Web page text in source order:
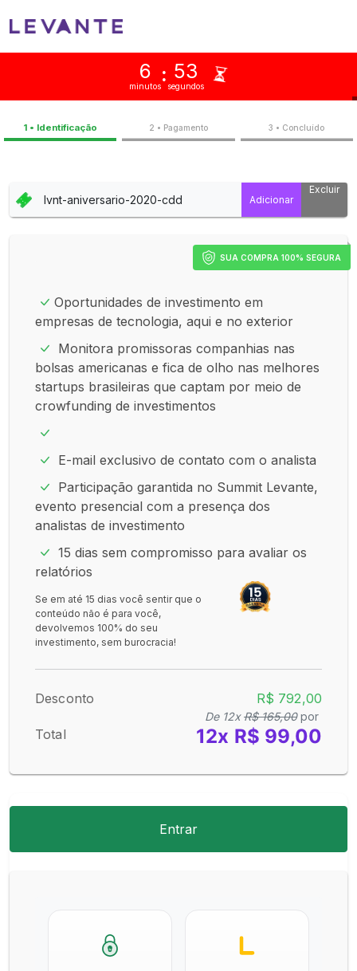
6
minutos
: 53
segundos
1 • Identificação 2 • Pagamento 3 •
Excluir
SUA COMPRA 100% SEGURA
Oportunidades de investimento em
empresas de tecnologia, aqui e no exterior
Monitora promissoras companhias nas
bolsas americanas e fica de olho nas melhores
startups brasileiras que captam por meio de
crowfunding de investimentos
E-mail exclusivo de contato com o analista
Participação garantida no Summit Levante,
evento presencial com a presença dos
analistas de investimento
15 dias sem compromisso para avaliar os
relatórios
Se em até 15 dias você sentir que o
conteúdo não é para você,
devolvemos 100% do seu
investimento, sem burocracia!
Desconto R$ 792,00
De 12xR$ 165,00por
Total 12x R$ 99,00
Entrar